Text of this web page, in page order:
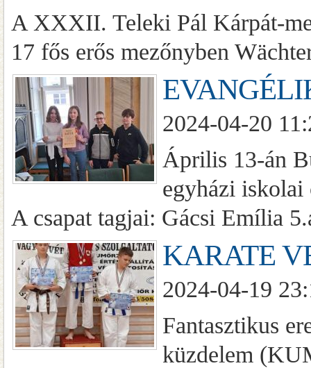
A XXXII. Teleki Pál Kárpát-
17 fős erős mezőnyben
2024-04-20
Április 13-án
egyházi iskolai
A csapat tagjai: Gácsi Emília
KARATE
2024-04-19
Fantasztikus
küzdelem